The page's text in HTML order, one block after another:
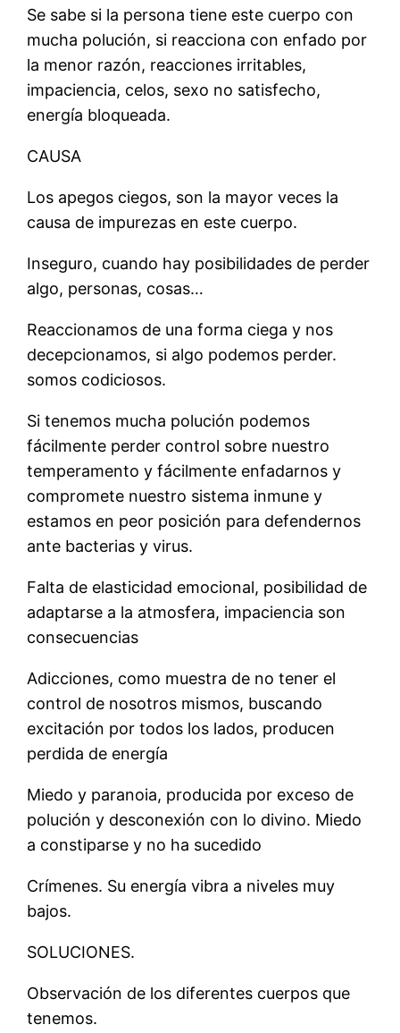
Se sabe si la persona tiene este cuerpo con
mucha polución, si reacciona con enfado por
la menor razón, reacciones irritables,
impaciencia, celos, sexo no satisfecho,
energía bloqueada.
CAUSA
Los apegos ciegos, son la mayor veces la
causa de impurezas en este cuerpo.
Inseguro, cuando hay posibilidades de perder
algo, personas, cosas…
Reaccionamos de una forma ciega y nos
decepcionamos, si algo podemos perder.
somos codiciosos.
Si tenemos mucha polución podemos
fácilmente perder control sobre nuestro
temperamento y fácilmente enfadarnos y
compromete nuestro sistema inmune y
estamos en peor posición para defendernos
ante bacterias y virus.
Falta de elasticidad emocional, posibilidad de
adaptarse a la atmosfera, impaciencia son
consecuencias
Adicciones, como muestra de no tener el
control de nosotros mismos, buscando
excitación por todos los lados, producen
perdida de energía
Miedo y paranoia, producida por exceso de
polución y desconexión con lo divino. Miedo
a constiparse y no ha sucedido
Crímenes. Su energía vibra a niveles muy
bajos.
SOLUCIONES.
Observación de los diferentes cuerpos que
tenemos.